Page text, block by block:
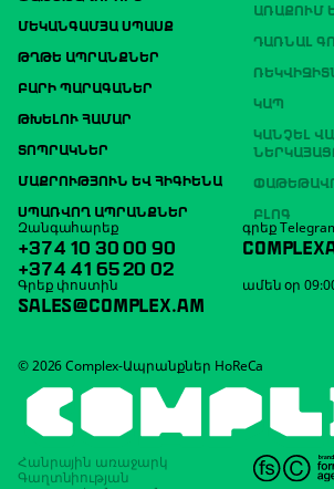
ՄԵԿԱՆԳԱՄՅԱ ՍՊԱՍՔ
ԹՂԹԵ ԱՊՐԱՆՔՆԵՐ
ԲԱՐԻ ՊԱՐԱԳԱՆԵՐ
ԹԽԵԼՈՒ ՀԱՄԱՐ
ՏՈՊՐԱԿՆԵՐ
ՄԱՔՐՈՒԹՅՈՒՆ ԵՎ ՀԻԳԻԵՆԱ
ՍՊԱՌՎՈՂ ԱՊՐԱՆՔՆԵՐ
ԱՌԱՔՈՒՄ
ԴԱՌՆԱԼ
ԿԱՊ
ԿԱՆՉԵԼ
ԲԼՈԳ
Զանգահարեք
+374 10 30 00 90
+374 41 65 20 02
գրեք
Գրեք փոստին
SALES@COMPLEX.AM
ամեն օր
© 2026 Complex-Ապրանքներ HoReCa
Հանրային առաջարկ
Գաղտնիության